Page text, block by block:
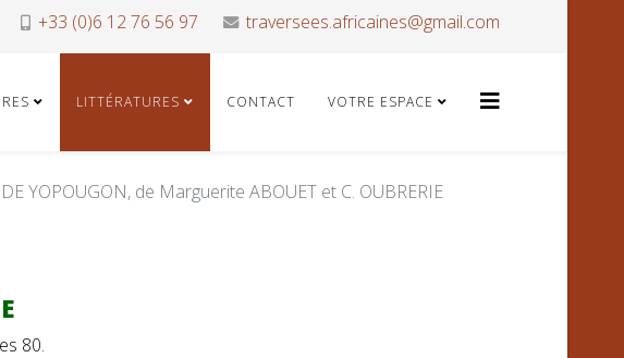
+33 (0)6 12 76 56 97 traversees.africaines@gmail.com
LITTÉRATURES CONTACT VOTRE ESPACE
YOPOUGON, de Marguerite ABOUET et C. OUBRERIE
80.